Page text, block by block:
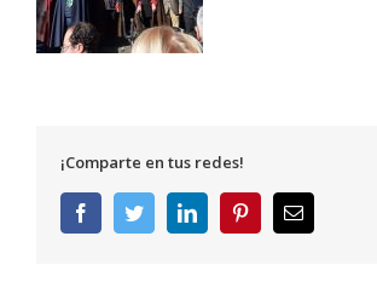
¡Comparte en tus redes!
FacebookTwitterLinkedInPinterestCorreo
electrónico